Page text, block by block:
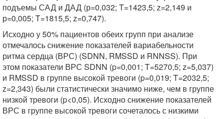
подъемы САД и ДАД (р=0,032; T=1423,5; z=2,149 и
р=0,005; T=1815,5; z=0,747).
Исходно у 50% пациентов обеих групп при анализе
отмечалось снижение показателей вариабельности
ритма сердца (ВРС) (SDNN, RMSSD и RNNSS). При
этом показатели ВРС SDNN (p=0,001; T=5270,5; z=5,037)
и RMSSD в группе высокой тревоги (p=0,019; T=2032,5;
z=2,343) были статистически значимо ниже, чем в группе
низкой тревоги (p<0,05). Исходно снижение показателей
ВРС в группе высокой тревоги сочеталось с низкими